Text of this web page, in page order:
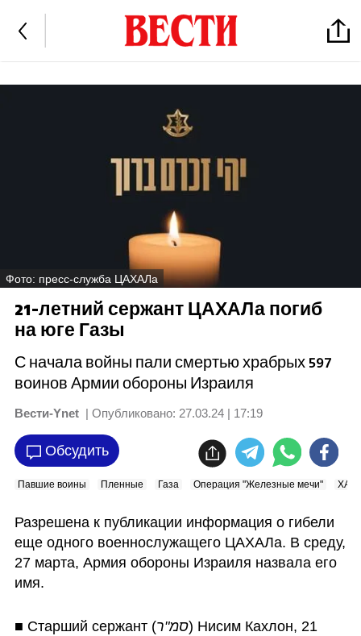
Фото: пресс-служба ЦАХАЛа
21-летний сержант ЦАХАЛа погиб
на юге Газы
С начала войны пали смертью храбрых 597
воинов Армии обороны Израиля
Вести-Ynet | Опубликовано: 27.03.24 | 17:19
Обсудить
Павшие воины Пленные Газа Операция "Железные мечи"
Разрешена к публикации информация о гибели
еще одного военнослужащего ЦАХАЛа. В среду,
27 марта, Армия обороны Израиля назвала его
имя.
■ Старший сержант (סמ"ר) Нисим Кахлон, 21